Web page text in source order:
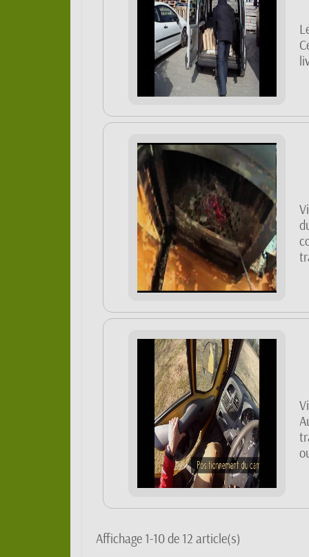
Affichage 1-10 de 12 article(s)